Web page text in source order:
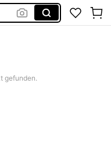
gefunden.